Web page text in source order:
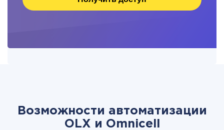
Возможности автоматизации
OLX и Omnicell